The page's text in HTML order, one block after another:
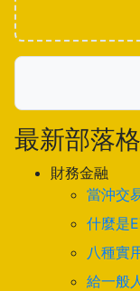
最新部落
財務金融
當沖交
什麼是
八種實
給一般